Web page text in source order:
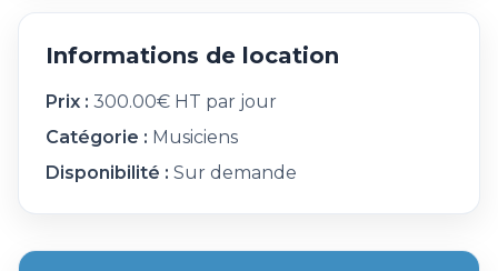
Informations de location
Prix : 300.00€ HT par jour
Catégorie : Musiciens
Disponibilité : Sur demande